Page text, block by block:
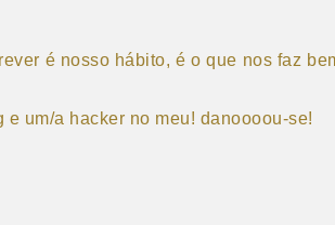
é nosso hábito, é o que nos faz
um/a hacker no meu! danoooou-se!